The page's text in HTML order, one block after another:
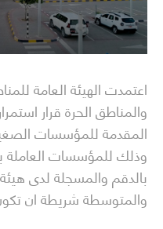
اعتمدت الهيئة العامة
والمناطق الحرة قرار
وذلك للمؤسسات العاملة
بالدقم والمسجلة لدى
والمتوسطة شريطة ان